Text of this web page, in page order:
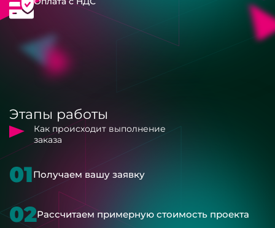
Этапы работы
Как происходит выполнение
заказа
01Получаем вашу заявку
02Рассчитаем примерную стоимость проекта